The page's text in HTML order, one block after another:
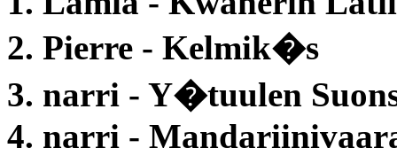
2. Pierre - Kelmik�s
3. narri - Y�tuulen
4. narri -